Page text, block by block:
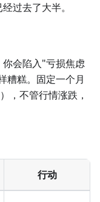
过去了大半。
会陷入"亏损焦虑
糟糕。固定一个月
，不管行情涨跌，
行动